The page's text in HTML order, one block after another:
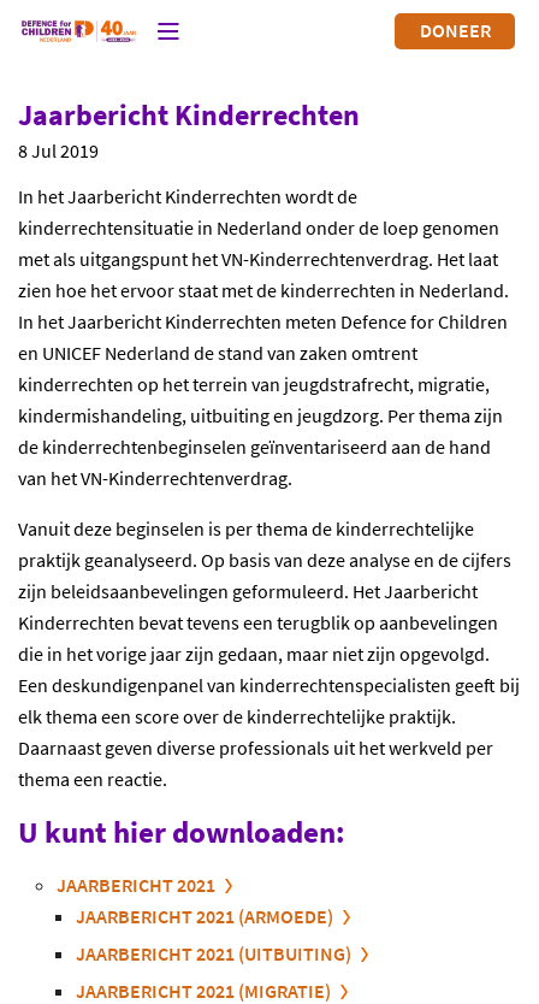
DONEER
Jaarbericht Kinderrechten
8 Jul 2019
In het Jaarbericht Kinderrechten wordt de
kinderrechtensituatie in Nederland onder de loep genomen
met als uitgangspunt het VN-Kinderrechtenverdrag. Het laat
zien hoe het ervoor staat met de kinderrechten in Nederland.
In het Jaarbericht Kinderrechten meten Defence for Children
en UNICEF Nederland de stand van zaken omtrent
kinderrechten op het terrein van jeugdstrafrecht, migratie,
kindermishandeling, uitbuiting en jeugdzorg. Per thema zijn
de kinderrechtenbeginselen geïnventariseerd aan de hand
van het VN-Kinderrechtenverdrag.
Vanuit deze beginselen is per thema de kinderrechtelijke
praktijk geanalyseerd. Op basis van deze analyse en de cijfers
zijn beleidsaanbevelingen geformuleerd. Het Jaarbericht
Kinderrechten bevat tevens een terugblik op aanbevelingen
die in het vorige jaar zijn gedaan, maar niet zijn opgevolgd.
Een deskundigenpanel van kinderrechtenspecialisten geeft bij
elk thema een score over de kinderrechtelijke praktijk.
Daarnaast geven diverse professionals uit het werkveld per
thema een reactie.
U kunt hier downloaden:
JAARBERICHT 2021
JAARBERICHT 2021 (ARMOEDE)
JAARBERICHT 2021 (UITBUITING)
JAARBERICHT 2021 (MIGRATIE)